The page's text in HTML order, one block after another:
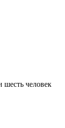
шесть человек